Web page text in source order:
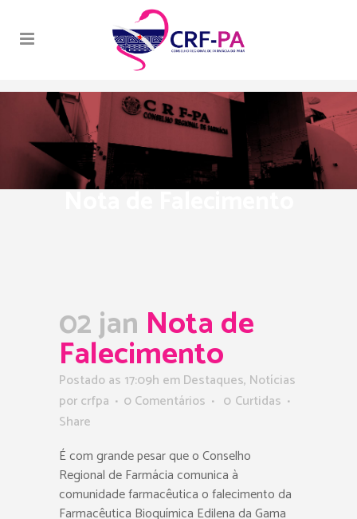
Nota de Falecimento
02 jan Nota de
Falecimento
Postado as 17:09h emDestaques, Notícias
porcrfpa 0 Comentários 0 Curtidas
Share
É com grande pesar que o Conselho
Regional de Farmácia comunica à
comunidade farmacêutica o falecimento da
Farmacêutica Bioquímica Edilena da Gama